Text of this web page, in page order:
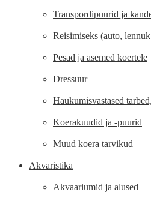
Transpordipuurid ja
Reisimiseks (auto,
Pesad ja asemed koertele
Dressuur
Haukumisvastased
Koerakuudid ja -puurid
Muud koera tarvikud
Akvaristika
Akvaariumid ja alused